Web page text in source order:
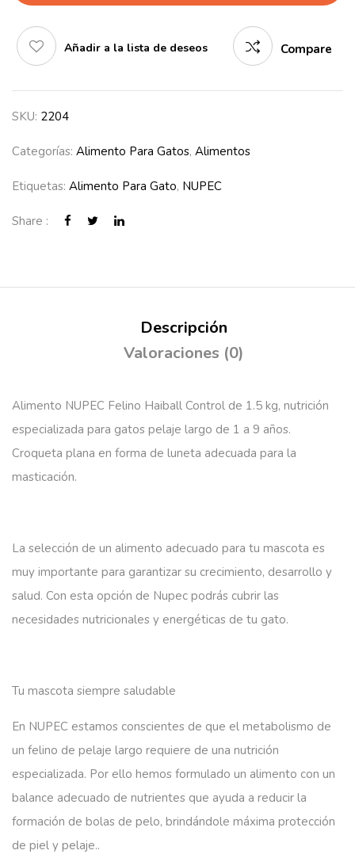
Añadir a la lista de deseos Compare
SKU: 2204
Categorías: Alimento Para Gatos, Alimentos
Etiquetas: Alimento Para Gato, NUPEC
Share :
Descripción
Valoraciones (0)
Alimento NUPEC Felino Haiball Control de 1.5 kg, nutrición
especializada para gatos pelaje largo de 1 a 9 años.
Croqueta plana en forma de luneta adecuada para la
masticación.
La selección de un alimento adecuado para tu mascota es
muy importante para garantizar su crecimiento, desarrollo y
salud. Con esta opción de Nupec podrás cubrir las
necesidades nutricionales y energéticas de tu gato.
Tu mascota siempre saludable
En NUPEC estamos conscientes de que el metabolismo de
un felino de pelaje largo requiere de una nutrición
especializada. Por ello hemos formulado un alimento con un
balance adecuado de nutrientes que ayuda a reducir la
formación de bolas de pelo, brindándole máxima protección
de piel y pelaje..